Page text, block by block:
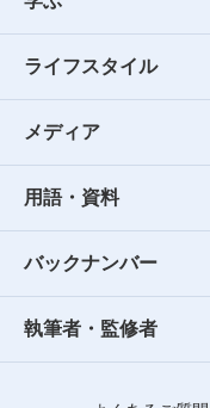
ライフスタイル
メディア
用語・資料
バックナンバー
執筆者・監修者